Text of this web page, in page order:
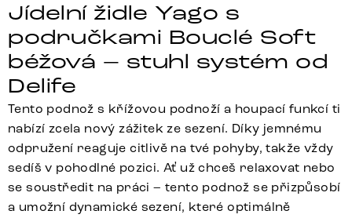
Jídelní židle Yago s
područkami Bouclé Soft
béžová – stuhl systém od
Delife
Tento podnož s křížovou podnoží a houpací funkcí ti
nabízí zcela nový zážitek ze sezení. Díky jemnému
odpružení reaguje citlivě na tvé pohyby, takže vždy
sedíš v pohodlné pozici. Ať už chceš relaxovat nebo
se soustředit na práci – tento podnož se přizpůsobí
a umožní dynamické sezení, které optimálně